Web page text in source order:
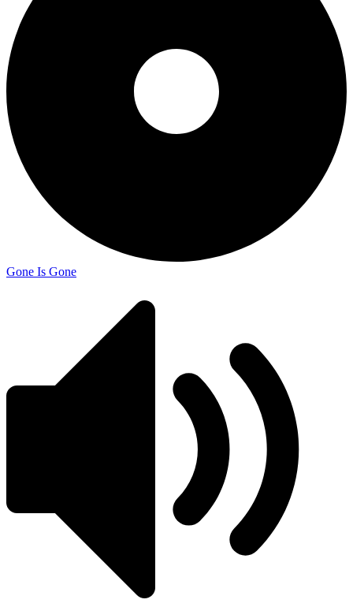
Gone Is Gone